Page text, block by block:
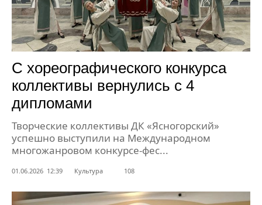
С хореографического конкурса
коллективы вернулись с 4
дипломами
Творческие коллективы ДК «Ясногорский»
успешно выступили на Международном
многожанровом конкурсе-фес...
01.06.2026 12:39 Культура 108